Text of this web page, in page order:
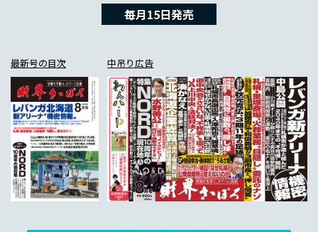
毎月15日発売
最新号の目次 中吊り広告